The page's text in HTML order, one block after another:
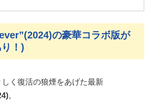
の豪華コラボ版が
！)
しく復活の狼煙をあげた最新
。